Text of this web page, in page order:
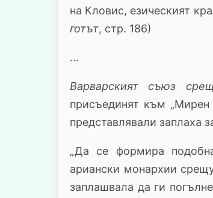
на Кловис, езическият
готът, стр. 186)
…
Варварският съюз
присъединят към „Мирен
представлявали заплаха
„Да се формира
ариански монархии
заплашвала да ги